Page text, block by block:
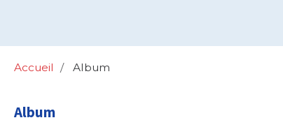
Accueil Album
Album